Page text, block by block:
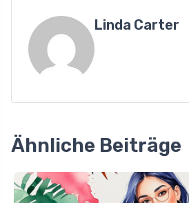
Linda Carter
Ähnliche Beiträge